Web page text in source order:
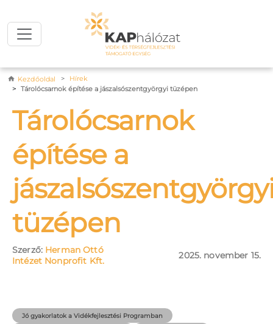
Morzsa
Kezdőoldal
Hírek
Tárolócsarnok építése a jászalsószentgyörgyi tüzépen
Tárolócsarnok
építése a
tüzépen
Szerző: Herman Ottó
Intézet Nonprofit Kft.
2025. november 15.
Jó gyakorlatok a Vidékfejlesztési Programban